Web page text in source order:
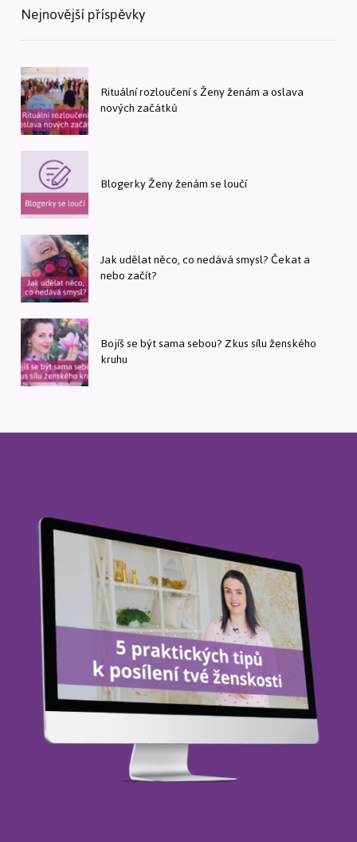
Nejnovější příspěvky
Rituální rozloučení s Ženy ženám a oslava
nových začátků
Blogerky Ženy ženám se loučí
Jak udělat něco, co nedává smysl? Čekat a
nebo začít?
Bojíš se být sama sebou? Zkus sílu ženského
kruhu